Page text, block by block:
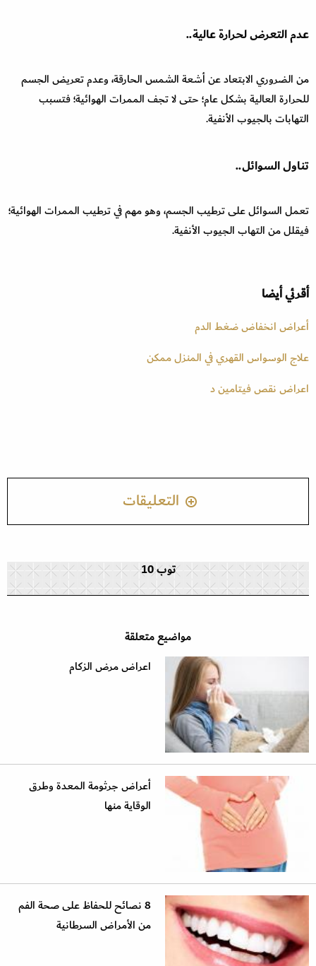
عدم التعرض لحرارة عالية..
من الضروري الابتعاد عن أشعة الشمس الحارقة، وعدم تعريض الجسم
للحرارة العالية بشكل عام؛ حتى لا تجف الممرات الهوائية؛ فتسبب
التهابات بالجيوب الأنفية.
تناول السوائل..
تعمل السوائل على ترطيب الجسم، وهو مهم في ترطيب الممرات الهوائية؛
فيقلل من التهاب الجيوب الأنفية.
أقرئي أيضا
أعراض انخفاض ضغط الدم
علاج الوسواس القهري في المنزل ممكن
اعراض نقص فيتامين د
التعليقات
توب 10
مواضيع متعلقة
اعراض مرض الزكام
أعراض جرثومة المعدة وطرق
الوقاية منها
8 نصائح للحفاظ على صحة الفم
من الأمراض السرطانية